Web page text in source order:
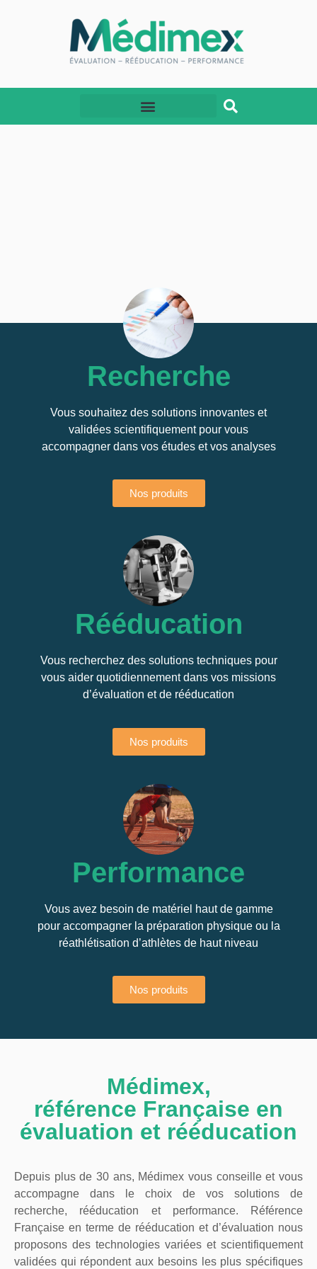
Recherche
Vous souhaitez des solutions innovantes et
validées scientifiquement pour vous
accompagner dans vos études et vos analyses
Nos produits
Rééducation
Vous recherchez des solutions techniques pour
vous aider quotidiennement dans vos missions
d’évaluation et de rééducation
Nos produits
Performance
Vous avez besoin de matériel haut de gamme
pour accompagner la préparation physique ou la
réathlétisation d’athlètes de haut niveau
Nos produits
Médimex,
référence Française en
évaluation et rééducation
Depuis plus de 30 ans, Médimex vous conseille et vous
accompagne dans le choix de vos solutions de
recherche, rééducation et performance. Référence
Française en terme de rééducation et d’évaluation nous
proposons des technologies variées et scientifiquement
validées qui répondent aux besoins les plus spécifiques